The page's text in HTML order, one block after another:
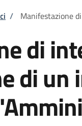
/ Manifestazione
di
di un